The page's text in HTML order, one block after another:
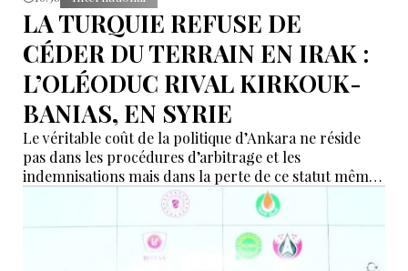
LA TURQUIE REFUSE DE
CÉDER DU TERRAIN EN IRAK :
L’OLÉODUC RIVAL KIRKOUK-
BANIAS, EN SYRIE
Le véritable coût de la politique d’Ankara ne réside
pas dans les procédures d’arbitrage et les
indemnisations mais dans la perte de ce statut même
d’« intermédiaire indispensable » que la Turquie a mis
des décennies à construire.